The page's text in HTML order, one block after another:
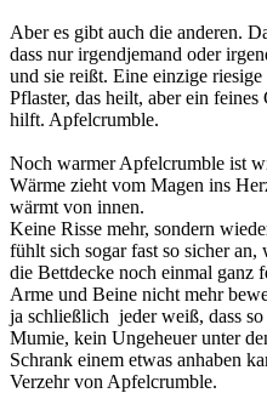
Aber es gibt auch die anderen.
dass nur irgendjemand oder
und sie reißt. Eine einzige
Pflaster, das heilt, aber ein
hilft. Apfelcrumble.
Noch warmer Apfelcrumble ist
Wärme zieht vom Magen ins
wärmt von innen.
Keine Risse mehr, sondern
fühlt sich sogar fast so sicher
die Bettdecke noch einmal ganz
Arme und Beine nicht mehr
ja schließlich jeder weiß, dass
Mumie, kein Ungeheuer unter
Schrank einem etwas anhaben
Verzehr von Apfelcrumble.